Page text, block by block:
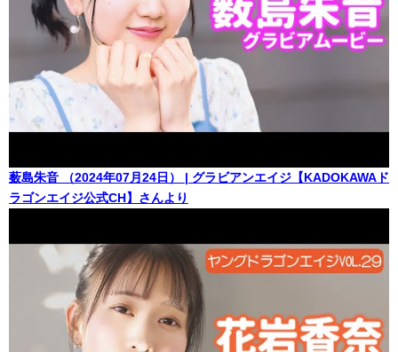
薮島朱音 （2024年07月24日） | グラビアンエイジ【KADOKAWAド
ラゴンエイジ公式CH】さんより